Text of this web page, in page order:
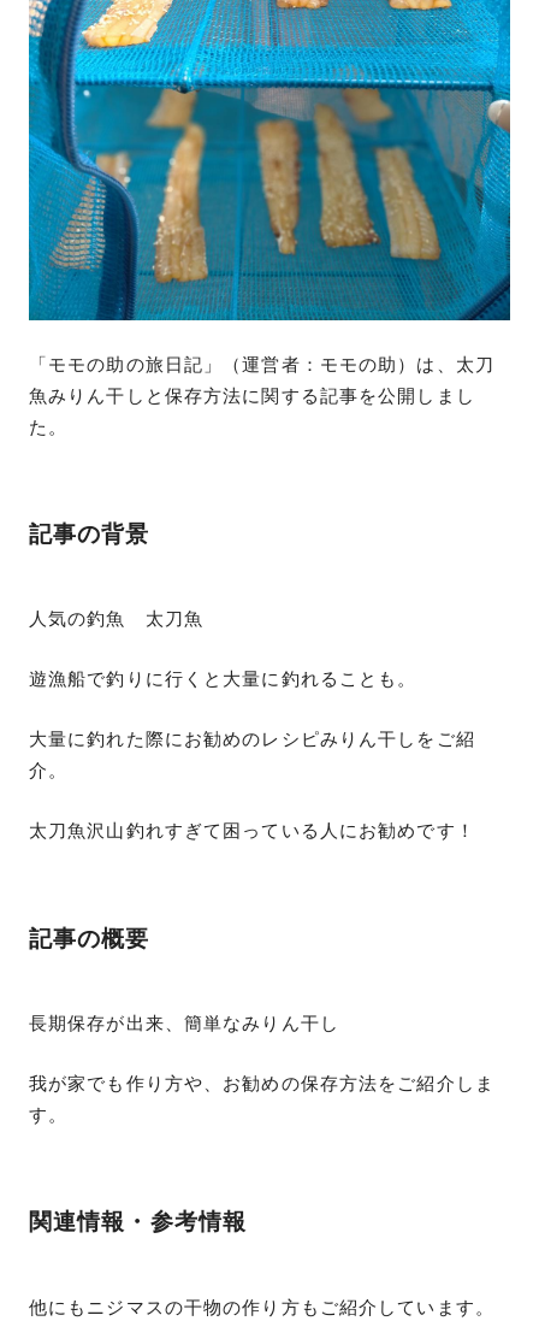
「モモの助の旅日記」（運営者：モモの助）は、太刀
魚みりん干しと保存方法に関する記事を公開しまし
た。
記事の背景
人気の釣魚 太刀魚
遊漁船で釣りに行くと大量に釣れることも。
大量に釣れた際にお勧めのレシピみりん干しをご紹
介。
太刀魚沢山釣れすぎて困っている人にお勧めです！
記事の概要
長期保存が出来、簡単なみりん干し
我が家でも作り方や、お勧めの保存方法をご紹介しま
す。
関連情報・参考情報
他にもニジマスの干物の作り方もご紹介しています。